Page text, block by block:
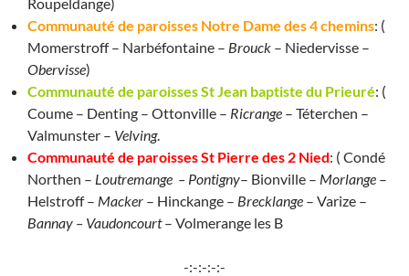
Communauté de paroisses Notre Dame des 4 chemins: (
Momerstroff – Narbéfontaine – Brouck – Niedervisse –
Obervisse)
Communauté de paroisses St Jean baptiste du Prieuré: (
Coume – Denting – Ottonville – Ricrange – Téterchen –
Valmunster – Velving.
Communauté de paroisses St Pierre des 2 Nied: ( Condé
Northen – Loutremange – Pontigny– Bionville – Morlange –
Helstroff – Macker – Hinckange – Brecklange – Varize –
Bannay – Vaudoncourt– Volmerange les B
-:-:-:-:-